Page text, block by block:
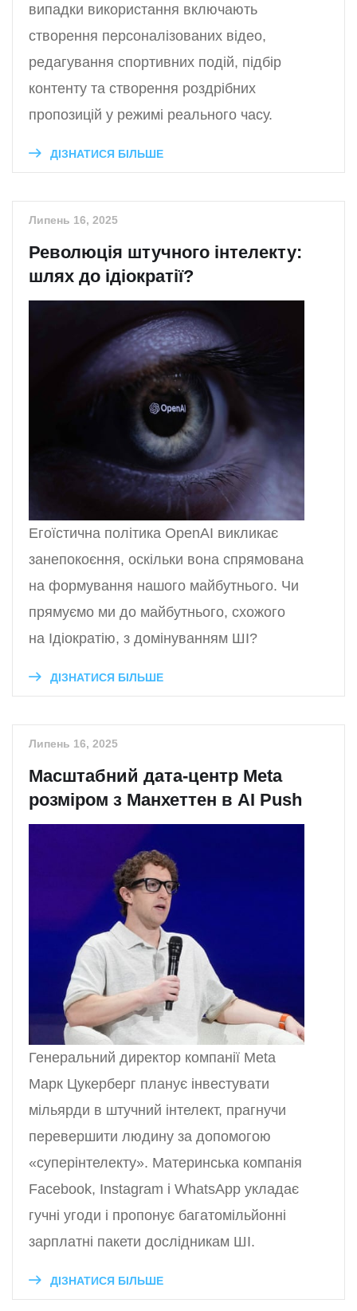
випадки використання включають
створення персоналізованих відео,
редагування спортивних подій, підбір
контенту та створення роздрібних
пропозицій у режимі реального часу.
ДІЗНАТИСЯ БІЛЬШЕ
Липень 16, 2025
Революція штучного інтелекту:
шлях до ідіократії?
Егоїстична політика OpenAI викликає
занепокоєння, оскільки вона спрямована
на формування нашого майбутнього. Чи
прямуємо ми до майбутнього, схожого
на Ідіократію, з домінуванням ШІ?
ДІЗНАТИСЯ БІЛЬШЕ
Липень 16, 2025
Масштабний дата-центр Meta
розміром з Манхеттен в AI Push
Генеральний директор компанії Meta
Марк Цукерберг планує інвестувати
мільярди в штучний інтелект, прагнучи
перевершити людину за допомогою
«суперінтелекту». Материнська компанія
Facebook, Instagram і WhatsApp укладає
гучні угоди і пропонує багатомільйонні
зарплатні пакети дослідникам ШІ.
ДІЗНАТИСЯ БІЛЬШЕ